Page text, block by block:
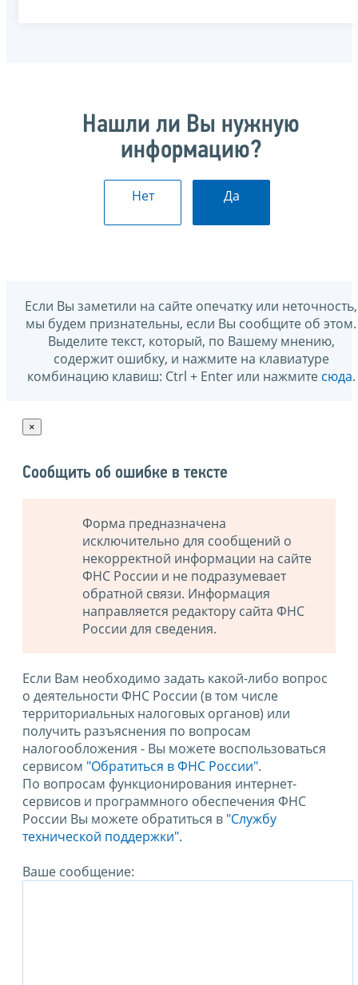
Нашли ли Вы нужную
информацию?
Нет Да
Если Вы заметили на сайте опечатку или неточность,
мы будем признательны, если Вы сообщите об этом.
Выделите текст, который, по Вашему мнению,
содержит ошибку, и нажмите на клавиатуре
комбинацию клавиш: Ctrl + Enter или нажмите сюда.
×
Сообщить об ошибке в тексте
Форма предназначена
исключительно для сообщений о
некорректной информации на сайте
ФНС России и не подразумевает
обратной связи. Информация
направляется редактору сайта ФНС
России для сведения.
Если Вам необходимо задать какой-либо вопрос
о деятельности ФНС России (в том числе
территориальных налоговых органов) или
получить разъяснения по вопросам
налогообложения - Вы можете воспользоваться
сервисом "Обратиться в ФНС России".
По вопросам функционирования интернет-
сервисов и программного обеспечения ФНС
России Вы можете обратиться в "Службу
технической поддержки".
Ваше сообщение: